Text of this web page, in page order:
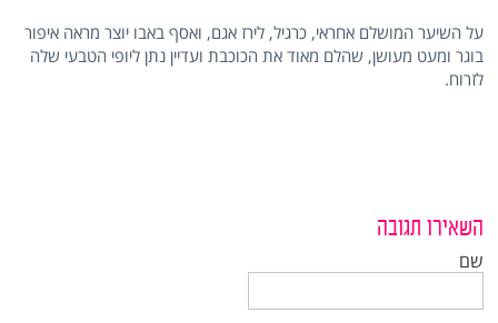
על השיער המושלם אחראי, כרגיל, לירז אגם, ואסף באבו יוצר מראה איפור
בוגר ומעט מעושן, שהלם מאוד את הכוכבת ועדיין נתן ליופי הטבעי שלה
לזרוח.
השאירו תגובה
שם